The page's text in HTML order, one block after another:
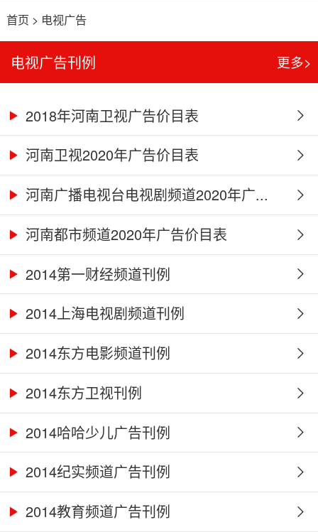
首页 > 电视广告
电视广告刊例 更多>
2018年河南卫视广告价目表
河南卫视2020年广告价目表
河南广播电视台电视剧频道2020年广...
河南都市频道2020年广告价目表
2014第一财经频道刊例
2014上海电视剧频道刊例
2014东方电影频道刊例
2014东方卫视刊例
2014哈哈少儿广告刊例
2014纪实频道广告刊例
2014教育频道广告刊例